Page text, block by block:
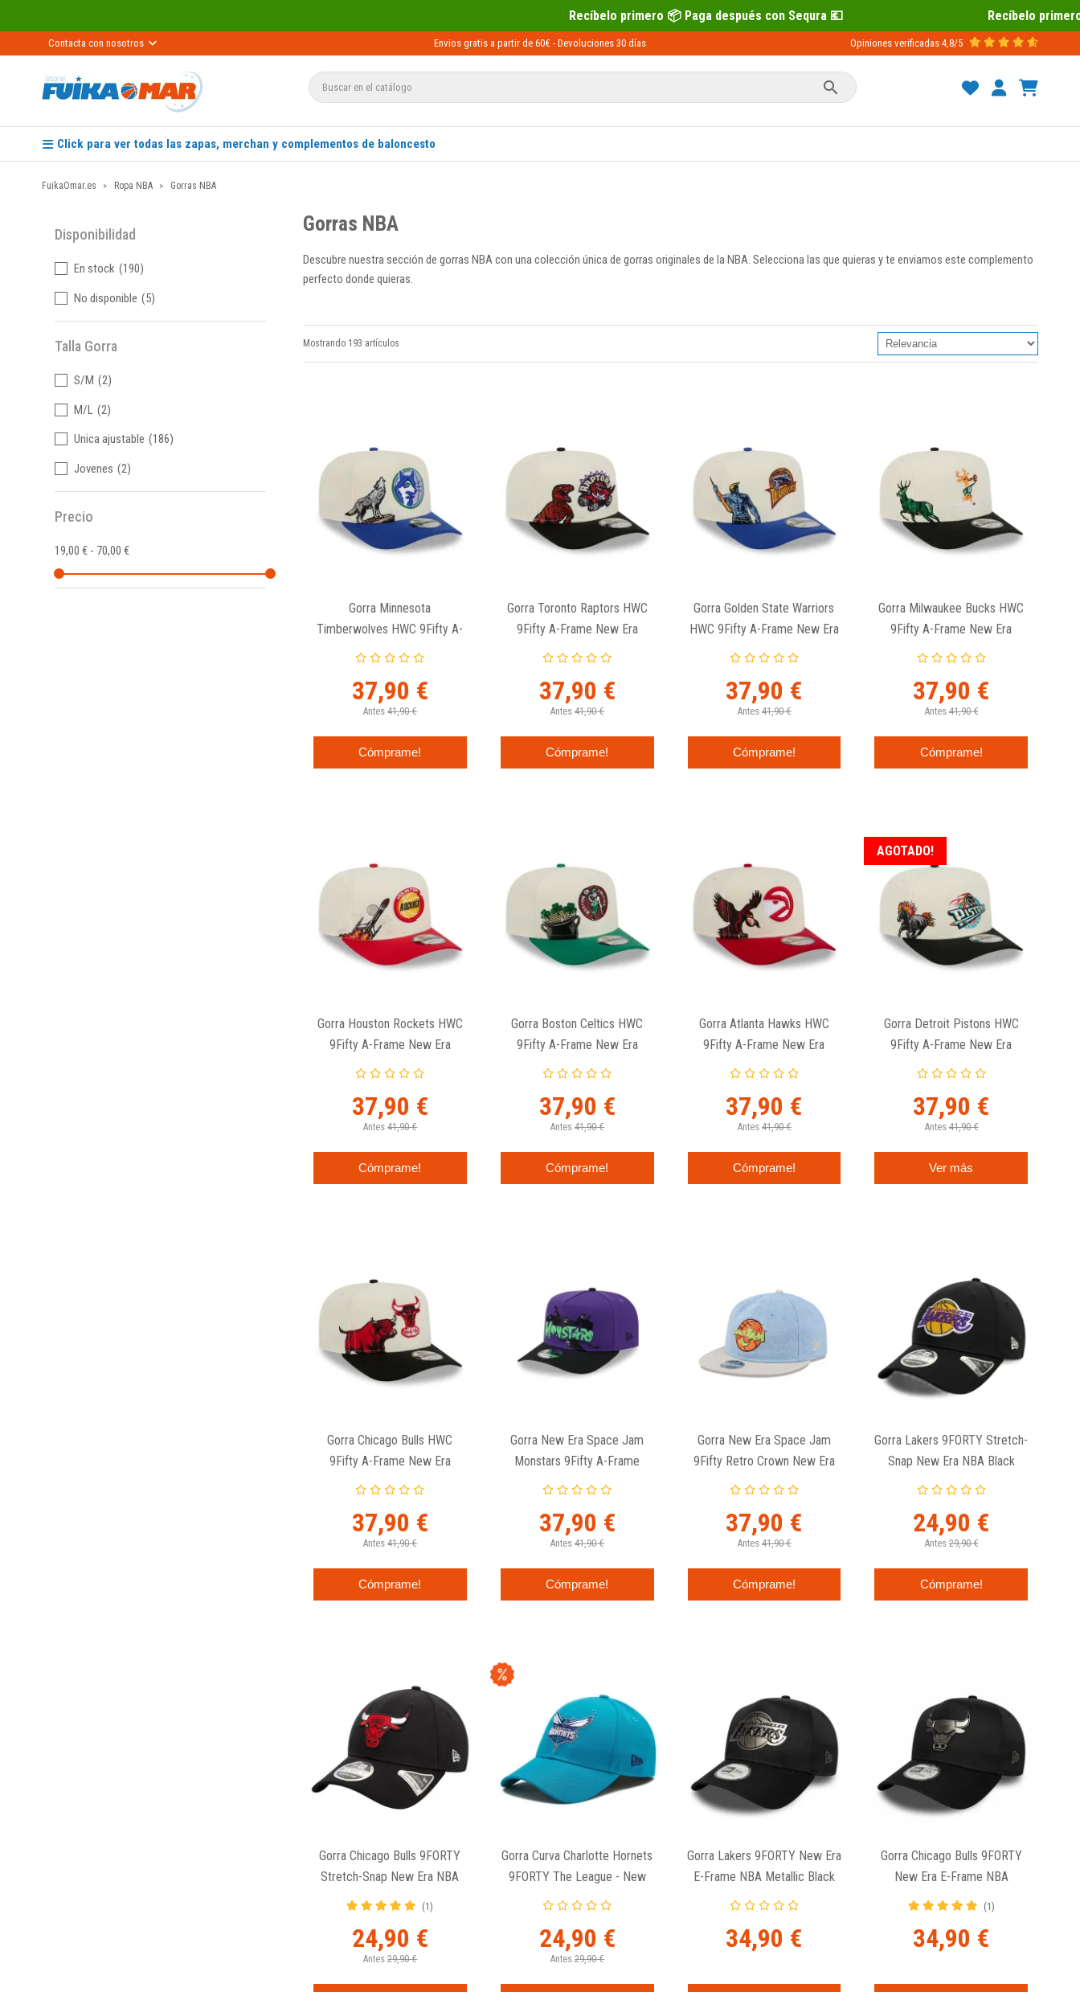
Recíbelo primero 📦 Paga después con Sequra 💶 Recíbelo primero 📦 Paga después
Contacta con nosotros Envios gratis a partir de 60€ - Devoluciones 30 días Opiniones verificadas 4,8/5

Click para ver todas las zapas, merchan y complementos de baloncesto
FuikaOmar.es Ropa NBA Gorras NBA
Disponibilidad
En stock (190)
No disponible (5)
Talla Gorra
S/M (2)
M/L (2)
Unica ajustable (186)
Jovenes (2)
Precio
19,00 € - 70,00 €
Gorras NBA
Descubre nuestra sección de gorras NBA con una colección única de gorras originales de la NBA. Selecciona las que quieras y te enviamos este complemento
perfecto donde quieras.
Mostrando 193 artículos
Gorra Minnesota
Timberwolves HWC 9Fifty A-
Frame New Era
37,90 €
Antes 41,90 €
Cómprame!
Gorra Toronto Raptors HWC
9Fifty A-Frame New Era
37,90 €
Antes 41,90 €
Cómprame!
Gorra Golden State Warriors
HWC 9Fifty A-Frame New Era
37,90 €
Antes 41,90 €
Cómprame!
Gorra Milwaukee Bucks HWC
9Fifty A-Frame New Era
37,90 €
Antes 41,90 €
Cómprame!
Gorra Houston Rockets HWC
9Fifty A-Frame New Era
37,90 €
Antes 41,90 €
Cómprame!
Gorra Boston Celtics HWC
9Fifty A-Frame New Era
37,90 €
Antes 41,90 €
Cómprame!
Gorra Atlanta Hawks HWC
9Fifty A-Frame New Era
37,90 €
Antes 41,90 €
Cómprame!
Gorra Detroit Pistons HWC
9Fifty A-Frame New Era
37,90 €
Antes 41,90 €
Ver más
AGOTADO!
Gorra Chicago Bulls HWC
9Fifty A-Frame New Era
37,90 €
Antes 41,90 €
Cómprame!
Gorra New Era Space Jam
Monstars 9Fifty A-Frame
37,90 €
Antes 41,90 €
Cómprame!
Gorra New Era Space Jam
9Fifty Retro Crown New Era
Denim
37,90 €
Antes 41,90 €
Cómprame!
Gorra Lakers 9FORTY Stretch-
Snap New Era NBA Black
24,90 €
Antes 29,90 €
Cómprame!
Gorra Chicago Bulls 9FORTY
Stretch-Snap New Era NBA
Black
(1)
24,90 €
Antes 29,90 €
Gorra Curva Charlotte Hornets
9FORTY The League - New
Era
24,90 €
Antes 29,90 €
Gorra Lakers 9FORTY New Era
E-Frame NBA Metallic Black
34,90 €
Gorra Chicago Bulls 9FORTY
New Era E-Frame NBA
Metallic Black
(1)
34,90 €